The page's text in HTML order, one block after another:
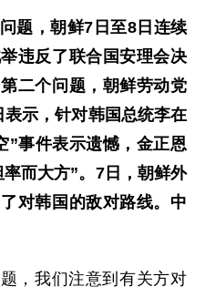
题，朝鲜7日至8日连续
违反了联合国安理会决
二个问题，朝鲜劳动党
示，针对韩国总统李在
”事件表示遗憾，金正恩
而大方”。7日，朝鲜外
对韩国的敌对路线。中
，我们注意到有关方对